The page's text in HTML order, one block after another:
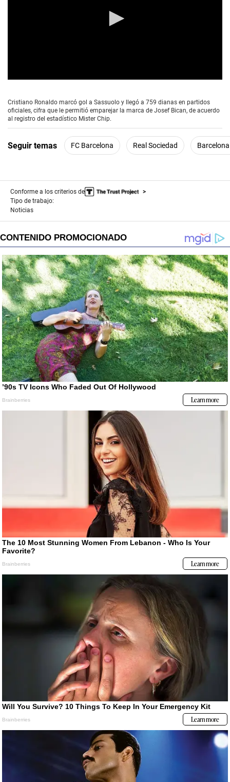
e
c
o
s
o
e
c
o
n
d
s
Cristiano Ronaldo marcó gol a Sassuolo y llegó a 759 dianas en partidos
oficiales, cifra que le permitió emparejar la marca de Josef Bican, de acuerdo
al registro del estadístico Mister Chip.
Seguir temas FC Barcelona Real Sociedad
Conforme a los criterios de
Tipo de trabajo:
Noticias